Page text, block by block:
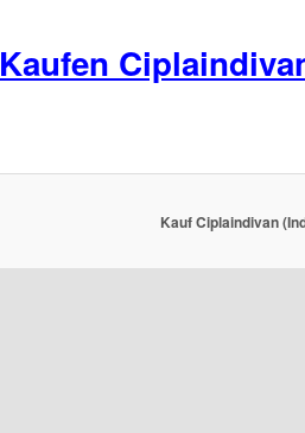
Kaufen
Kauf Ciplaindivan